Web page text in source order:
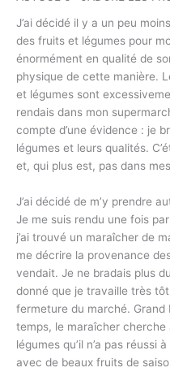
J’ai décidé il y a un peu
des fruits et légumes pour
énormément en qualité de
physique de cette manière.
et légumes sont
rendais dans mon
compte d’une évidence : je
légumes et leurs qualités.
et, qui plus est, pas dans
J’ai décidé de m’y prendre
Je me suis rendu une fois
j’ai trouvé un maraîcher de
me décrire la provenance
vendait. Je ne bradais plus
donné que je travaille très
fermeture du marché. Grand
temps, le maraîcher
légumes qu’il n’a pas réussi
avec de beaux fruits de